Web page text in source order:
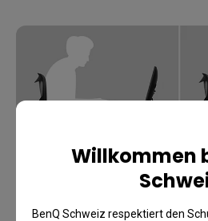
Willkommen
BenQ Schweiz respektiert den